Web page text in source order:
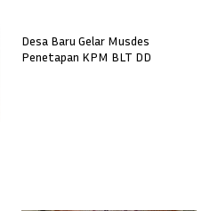
Desa Baru Gelar Musdes
Penetapan KPM BLT DD